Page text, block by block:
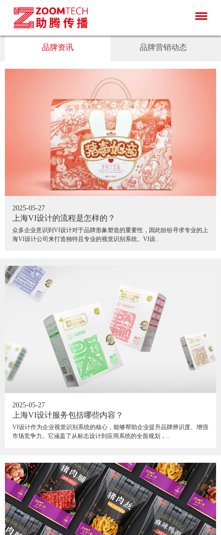
品牌资讯 品牌营销动态
2025-05-27
上海VI设计的流程是怎样的？
众多企业意识到VI设计对于品牌形象塑造的重要性，因此纷纷寻求专业的上
海VI设计公司来打造独特且专业的视觉识别系统。VI设..
2025-05-27
上海VI设计服务包括哪些内容？
VI设计作为企业视觉识别系统的核心，能够帮助企业提升品牌辨识度、增强
市场竞争力。它涵盖了从标志设计到应用系统的全面规划，..